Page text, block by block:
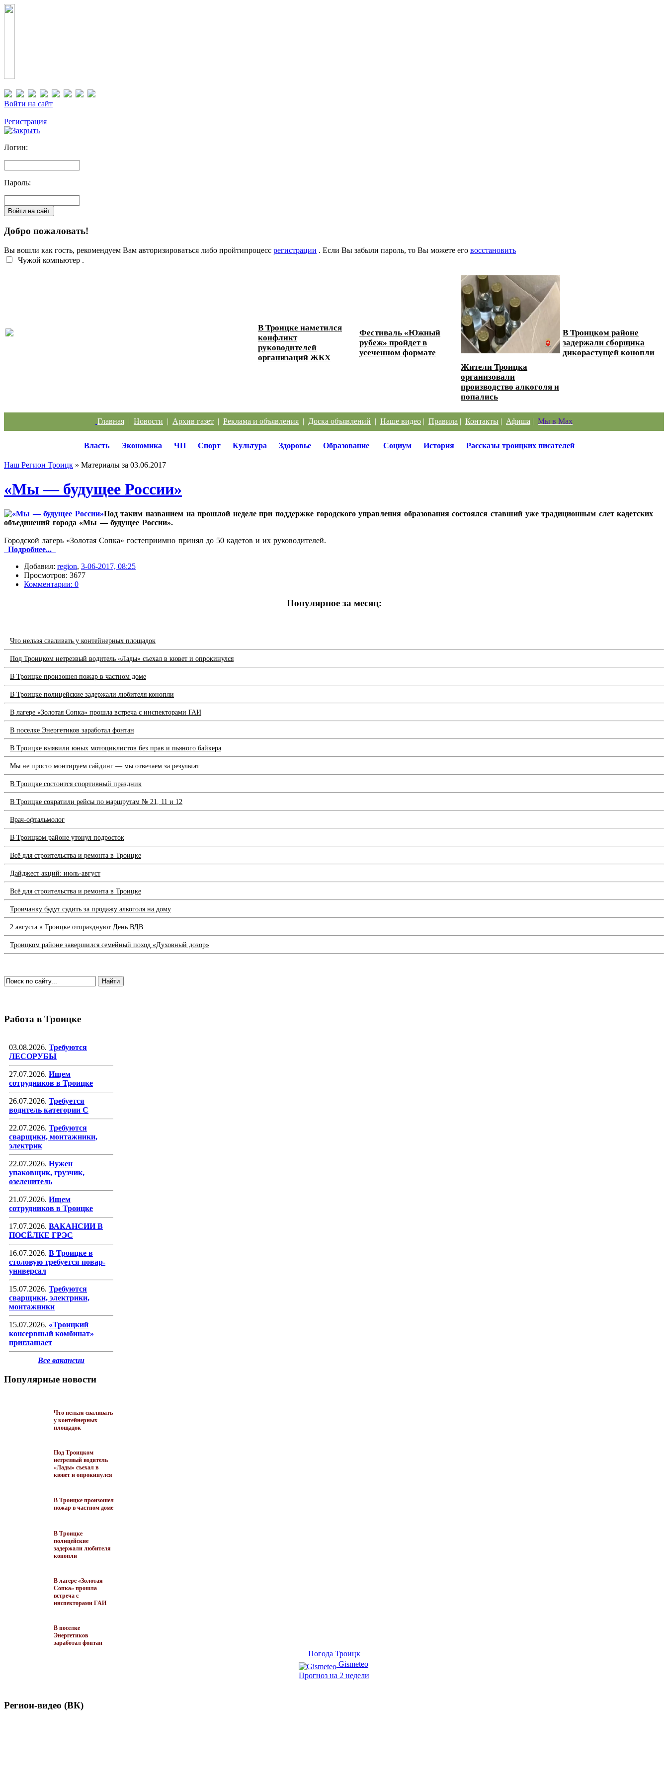
Войти на сайт
Регистрация
Логин:
Пароль:
Добро пожаловать!
Вы вошли как гость, рекомендуем Вам авторизироваться либо пройтипроцесс регистрации . Если Вы забыли пароль, то Вы можете его восстановить
Чужой компьютер .
В Троицке наметился
конфликт
руководителей
организаций ЖКХ
Фестиваль «Южный
рубеж» пройдет в
усеченном формате
Жители Троицка
организовали
производство алкоголя и
попались
В Троицком районе
задержали сборщика
дикорастущей конопли
Главная | Новости | Архив газет | Реклама и объявления | Доска объявлений | Наше видео | Правила | Контакты | Афиша | Мы в Max
Власть Экономика ЧП Спорт Культура Здоровье Образование Социум История Рассказы троицких писателей
Наш Регион Троицк » Материалы за 03.06.2017
«Мы — будущее России»
Под таким названием на прошлой неделе при поддержке городского управления образования состоялся ставший уже традиционным слет кадетских
объединений города «Мы — будущее России».
Городской лагерь «Золотая Сопка» гостеприимно принял до 50 кадетов и их руководителей.
Подробнее...
Добавил: region, 3-06-2017, 08:25
Просмотров: 3677
Комментарии: 0
Популярное за месяц:
Что нельзя сваливать у контейнерных площадок
Под Троицком нетрезвый водитель «Лады» съехал в кювет и опрокинулся
В Троицке произошел пожар в частном доме
В Троицке полицейские задержали любителя конопли
В лагере «Золотая Сопка» прошла встреча с инспекторами ГАИ
В поселке Энергетиков заработал фонтан
В Троицке выявили юных мотоциклистов без прав и пьяного байкера
Мы не просто монтируем сайдинг — мы отвечаем за результат
В Троицке состоится спортивный праздник
В Троицке сократили рейсы по маршрутам № 21, 11 и 12
Врач-офтальмолог
В Троицком районе утонул подросток
Всё для строительства и ремонта в Троицке
Дайджест акций: июль-август
Всё для строительства и ремонта в Троицке
Троичанку будут судить за продажу алкоголя на дому
2 августа в Троицке отпразднуют День ВДВ
Троицком районе завершился семейный поход «Духовный дозор»
Работа в Троицке
03.08.2026. Требуются
ЛЕСОРУБЫ
27.07.2026. Ищем
сотрудников в Троицке
26.07.2026. Требуется
водитель категории С
22.07.2026. Требуются
сварщики, монтажники,
электрик
22.07.2026. Нужен
упаковщик, грузчик,
озеленитель
21.07.2026. Ищем
сотрудников в Троицке
17.07.2026. ВАКАНСИИ В
ПОСЁЛКЕ ГРЭС
16.07.2026. В Троицке в
столовую требуется повар-
универсал
15.07.2026. Требуются
сварщики, электрики,
монтажники
15.07.2026. «Троицкий
консервный комбинат»
приглашает
Все вакансии
Популярные новости
Что нельзя сваливать
у контейнерных
площадок
Под Троицком
нетрезвый водитель
«Лады» съехал в
кювет и опрокинулся
В Троицке произошел
пожар в частном доме
В Троицке
полицейские
задержали любителя
конопли
В лагере «Золотая
Сопка» прошла
встреча с
инспекторами ГАИ
В поселке
Энергетиков
заработал фонтан
Погода Троицк
Gismeteo
Прогноз на 2 недели
Регион-видео (ВК)